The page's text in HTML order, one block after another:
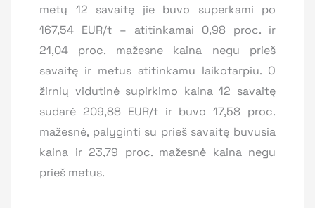
metų 12 savaitę jie buvo superkami po
167,54 EUR/t – atitinkamai 0,98 proc. ir
21,04 proc. mažesne kaina negu prieš
savaitę ir metus atitinkamu laikotarpiu. O
žirnių vidutinė supirkimo kaina 12 savaitę
sudarė 209,88 EUR/t ir buvo 17,58 proc.
mažesnė, palyginti su prieš savaitę buvusia
kaina ir 23,79 proc. mažesnė kaina negu
prieš metus.